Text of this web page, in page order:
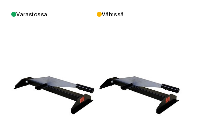
Varastossa Vähissä